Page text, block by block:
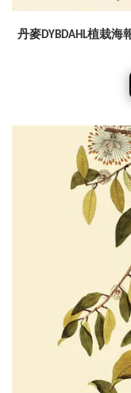
丹麥DYBDAHL植栽海